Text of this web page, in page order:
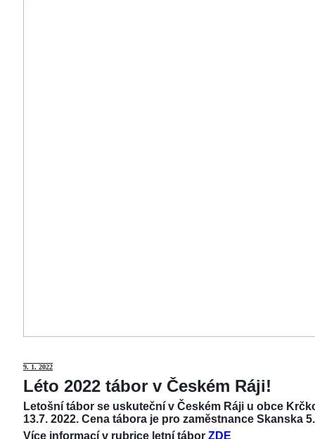
9. 1. 2022
Léto 2022 tábor v Českém Ráji!
Letošní tábor se uskuteční v Českém Ráji u obce
13.7. 2022. Cena tábora je pro zaměstnance Skanska
Více informací v rubrice letní tábor ZDE